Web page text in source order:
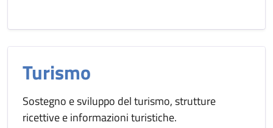
Turismo
Sostegno e sviluppo del turismo, strutture
ricettive e informazioni turistiche.